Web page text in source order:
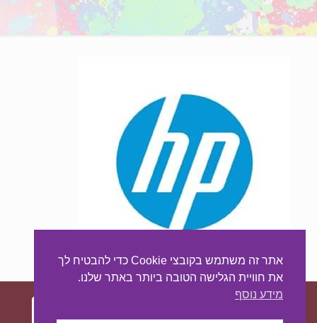
אתר זה משתמש בקובצי Cookie כדי להבטיח לך
את חוויית הגלישה הטובה ביותר באתר שלנו.
מידע נוסף